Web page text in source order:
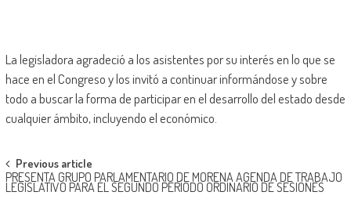
La legisladora agradeció a los asistentes por su interés en lo que se
hace en el Congreso y los invitó a continuar informándose y sobre
todo a buscar la forma de participar en el desarrollo del estado desde
cualquier ámbito, incluyendo el económico.
Post
navigation
Previous article
PRESENTA GRUPO PARLAMENTARIO DE MORENA AGENDA DE TRABAJO
LEGISLATIVO PARA EL SEGUNDO PERÍODO ORDINARIO DE SESIONES